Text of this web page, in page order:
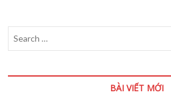
tốn
BÀI VIẾT MỚI